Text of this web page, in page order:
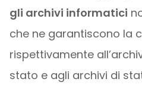
gli archivi informatici
che ne garantiscono la
rispettivamente
stato e agli archivi di